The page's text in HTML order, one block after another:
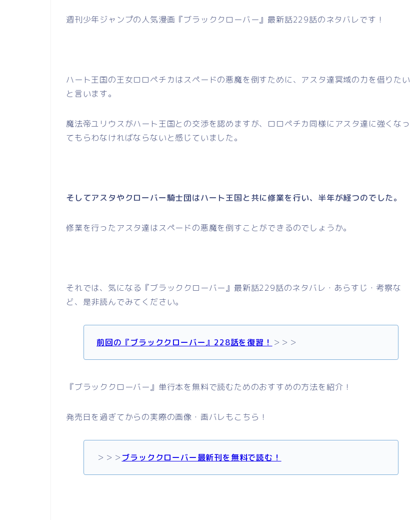
週刊少年ジャンプの人気漫画『ブラッククローバー』最新話229話のネタバレです！
ハート王国の王女ロロペチカはスペードの悪魔を倒すために、アスタ達冥域の力を借りたい
と言います。
魔法帝ユリウスがハート王国との交渉を認めますが、ロロペチカ同様にアスタ達に強くなっ
てもらわなければならないと感じていました。
そしてアスタやクローバー騎士団はハート王国と共に修業を行い、半年が経つのでした。
修業を行ったアスタ達はスペードの悪魔を倒すことができるのでしょうか。
それでは、気になる『ブラッククローバー』最新話229話のネタバレ・あらすじ・考察な
ど、是非読んでみてください。
前回の『ブラッククローバー』228話を復習！ ＞＞＞
『ブラッククローバー』単行本を無料で読むためのおすすめの方法を紹介！
発売日を過ぎてからの実際の画像・画バレもこちら！
＞＞＞ ブラッククローバー最新刊を無料で読む！